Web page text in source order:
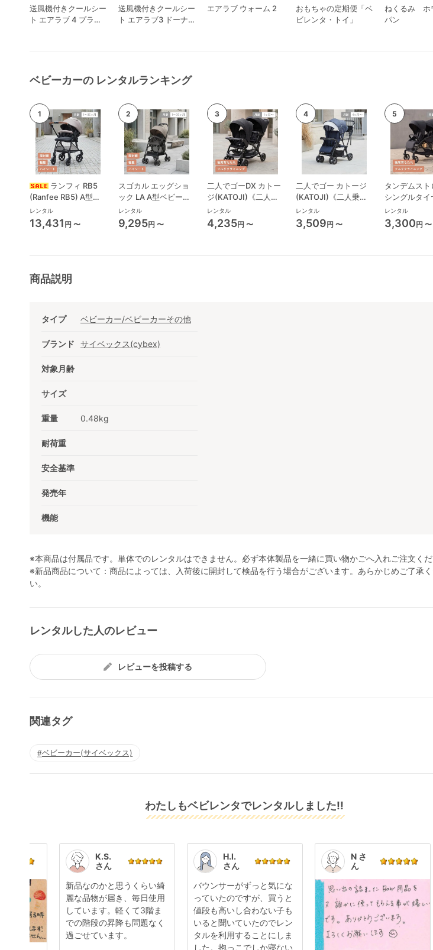
送風機付きクールシー
ト エアラブ 4 プラス
送風機付きクールシー
ト エアラブ3 ドーナ
エアラブ ウォーム 2
おもちゃの定期便「ベ
ビレンタ・トイ」
ねくるみ ホ
パン
ベビーカーの レンタルランキング
ランフィ RB5
(Ranfee RB5) A型ベ
ビーカー ピジョン
(pigeon)
レンタル
13,431 円 〜
スゴカル エッグショ
ック LA A型ベビーカ
ー コンビ(Combi)
レンタル
9,295円 〜
二人でゴーDX カトー
ジ(KATOJI)《二人乗
り》 二人乗り/双子用
ベビーカー
レンタル
4,235円 〜
二人でゴー カトージ
(KATOJI)《二人乗
り》 二人乗り/双子用
ベビーカー
レンタル
3,509円 〜
タンデムスト
シングルタイ
乗り・双子用
ー カトージ
レンタル
3,300円 〜
商品説明
タイプ ベビーカー/ベビーカーその他
ブランド サイベックス(cybex)
対象月齢
サイズ
重量 0.48kg
耐荷重
安全基準
発売年
機能
※本商品は付属品です。単体でのレンタルはできません。必ず本体製品を一緒に買い物かごへ入れご注文くだ
※新品商品について：商品によっては、入荷後に開封して検品を行う場合がございます。あらかじめご了承く
い。
レンタルした人のレビュー
レビューを投稿する
関連タグ
ベビーカー(サイベックス)
わたしもベビレンタでレンタルしました!!
K.S.
さん
新品なのかと思うくらい綺
麗な品物が届き、毎日使用
しています。軽くて3階ま
での階段の昇降も問題なく
過ごせています。
H.I.
さん
バウンサーがずっと気にな
っていたのですが、買うと
値段も高いし合わない子も
いると聞いていたのでレン
タルを利用することにしま
した。抱っこでしか寝ない
N さ
ん